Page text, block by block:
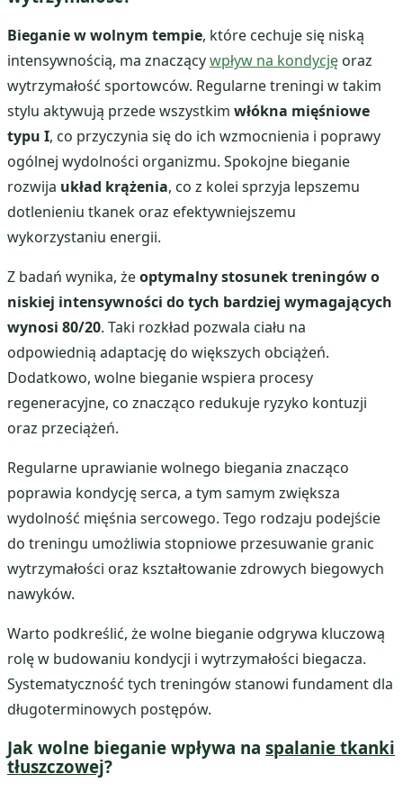
Bieganie w wolnym tempie, które cechuje się niską
intensywnością, ma znaczącywpływ na kondycję oraz
wytrzymałość sportowców. Regularne treningi w takim
stylu aktywują przede wszystkim włókna mięśniowe
typu I, co przyczynia się do ich wzmocnienia i poprawy
ogólnej wydolności organizmu. Spokojne bieganie
rozwija układ krążenia, co z kolei sprzyja lepszemu
dotlenieniu tkanek oraz efektywniejszemu
wykorzystaniu energii.
Z badań wynika, żeoptymalny stosunek treningów o
niskiej intensywności do tych bardziej wymagających
wynosi 80/20. Taki rozkład pozwala ciału na
odpowiednią adaptację do większych obciążeń.
Dodatkowo, wolne bieganie wspiera procesy
regeneracyjne, co znacząco redukuje ryzyko kontuzji
oraz przeciążeń.
Regularne uprawianie wolnego biegania znacząco
poprawia kondycję serca, a tym samym zwiększa
wydolność mięśnia sercowego. Tego rodzaju podejście
do treningu umożliwia stopniowe przesuwanie granic
wytrzymałości oraz kształtowanie zdrowych biegowych
nawyków.
Warto podkreślić, że wolne bieganie odgrywa kluczową
rolę w budowaniu kondycji i wytrzymałości biegacza.
Systematyczność tych treningów stanowi fundament dla
długoterminowych postępów.
Jak wolne bieganie wpływa na spalanie tkanki
tłuszczowej?